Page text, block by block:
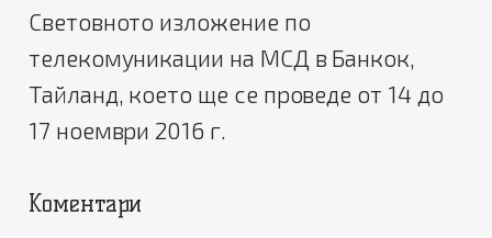
Световното изложение по
телекомуникации на МСД в Банкок,
Тайланд, което ще се проведе от 14 до
17 ноември 2016 г.
Коментари